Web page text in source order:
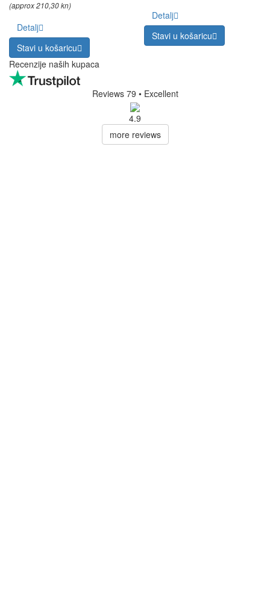
(approx 210,30 kn)
Detalj
Stavi u košaricu
Detalj
Stavi u košaricu
Recenzije naših kupaca
Reviews 79 • Excellent
4.9
more reviews